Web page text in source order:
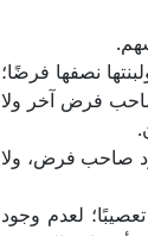
نصفها فرضًا؛
صاحب فرض آخر ولا
لعدم وجود صاحب فرض، ولا
لعدم وجود